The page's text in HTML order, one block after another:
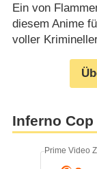
Ein von
diesem Anime
voller
Inferno
Prime Video